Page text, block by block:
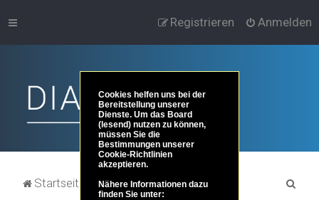
Anmelden
Registrieren
Startseite Portal Foren-Übersicht
Cookies helfen uns bei der
Bereitstellung unserer
Dienste. Um das Board
(lesend) nutzen zu können,
müssen Sie die
Bestimmungen unserer
Cookie-Richtlinien
akzeptieren.
Nähere Informationen dazu
finden Sie unter: